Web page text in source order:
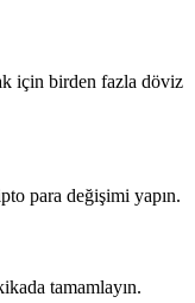
için birden fazla döviz
para değişimi yapın.
tamamlayın.